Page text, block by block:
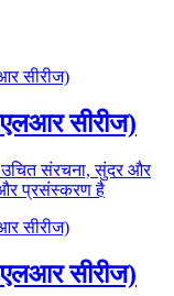
सीरीज)
उचित संरचना, सुंदर और
और प्रसंस्करण है
सीरीज)